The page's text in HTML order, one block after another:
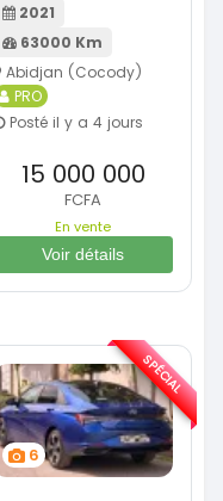
2021
63000 Km
Abidjan (Cocody)
PRO
Posté il y a 4 jours
15 000 000
FCFA
En vente
Voir détails
6
SPÉCIAL